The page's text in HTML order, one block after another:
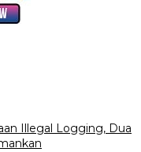
Illegal Logging, Dua